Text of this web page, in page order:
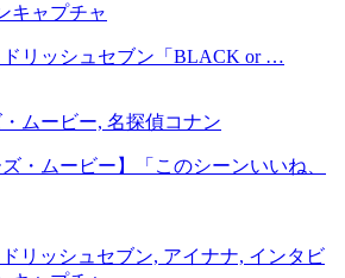
キャプチャ
ドリッシュセブン「BLACK or …
ムービー, 名探偵コナン
ズ・ムービー】「このシーンいいね、
リッシュセブン, アイナナ, インタビ